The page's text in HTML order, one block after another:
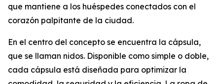
que mantiene a los huéspedes conectados con el
corazón palpitante de la ciudad.
En el centro del concepto se encuentra la cápsula,
que se llaman nidos. Disponible como simple o doble,
cada cápsula está diseñada para optimizar la